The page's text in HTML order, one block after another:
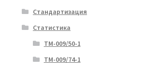
Стандартизация
Статистика
ТМ-009/50-1
ТМ-009/74-1